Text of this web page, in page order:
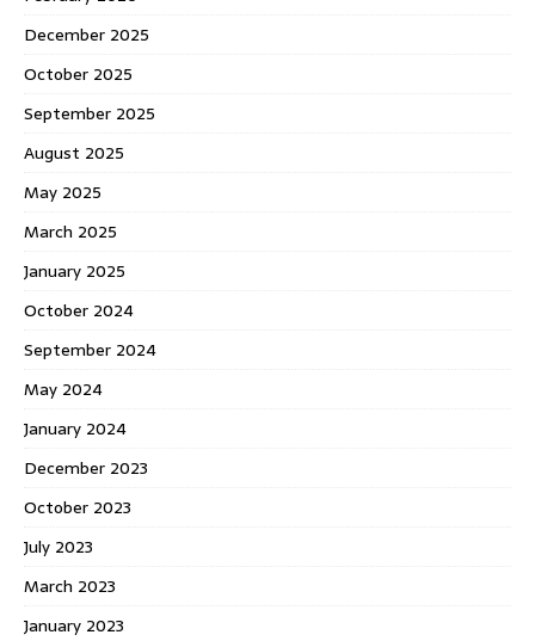
December 2025
October 2025
September 2025
August 2025
May 2025
March 2025
January 2025
October 2024
September 2024
May 2024
January 2024
December 2023
October 2023
July 2023
March 2023
January 2023